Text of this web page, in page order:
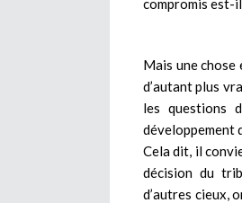
compromis est-
Mais une chose
d’autant plus
les questions
développement
Cela dit, il
décision du
d’autres cieux,